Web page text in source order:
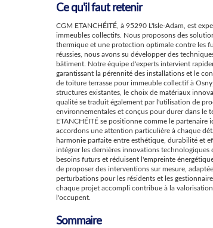
Ce qu'il faut retenir
CGM ETANCHÉITÉ, à 95290 L'Isle-Adam, est
immeubles collectifs. Nous proposons des
thermique et une protection optimale contre les
réussies, nous avons su développer des
bâtiment. Notre équipe d'experts intervient
garantissant la pérennité des installations et le
de toiture terrasse pour immeuble collectif à
structures existantes, le choix de matériaux
qualité se traduit également par l'utilisation de
environnementales et conçus pour durer dans le
ETANCHÉITÉ se positionne comme le
accordons une attention particulière à chaque
harmonie parfaite entre esthétique, durabilité et
intégrer les dernières innovations
besoins futurs et réduisent l'empreinte
de proposer des interventions sur mesure,
perturbations pour les résidents et les
chaque projet accompli contribue à la
l'occupent.
Sommaire